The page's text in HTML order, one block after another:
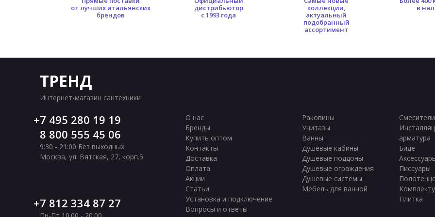
Синие раковины
Раковины 85 см Раковины 90 см Раковины 95 см
Матовые раковины
от лучших итальянских
брендов
дистрибьютор
с 1993 года
коллекции,
актуальный
подобранный
ассортимент
в
ТРЕНД
Интернет-магазин сантехники
7 495 280 19 19
8 800 555 45 06
9:30 - 21:00 Без выходных
Москва, ул. Вятская, 27, корп.5
7 812 334 87 27
Пн-Пт 10.00 - 20.00
О нас
Бренды
Купить оптом
Контакты
Доставка
Оплата
Акции
Статьи
Установка и подключение
Вопросы и ответы
Раковины
Унитазы
Ванны
Душевые кабины
Душевые поддоны
Душевые ограждения
Душевые системы
Мебель для ванной
Смесители
арматура
Биде
Писсуары
Плитка